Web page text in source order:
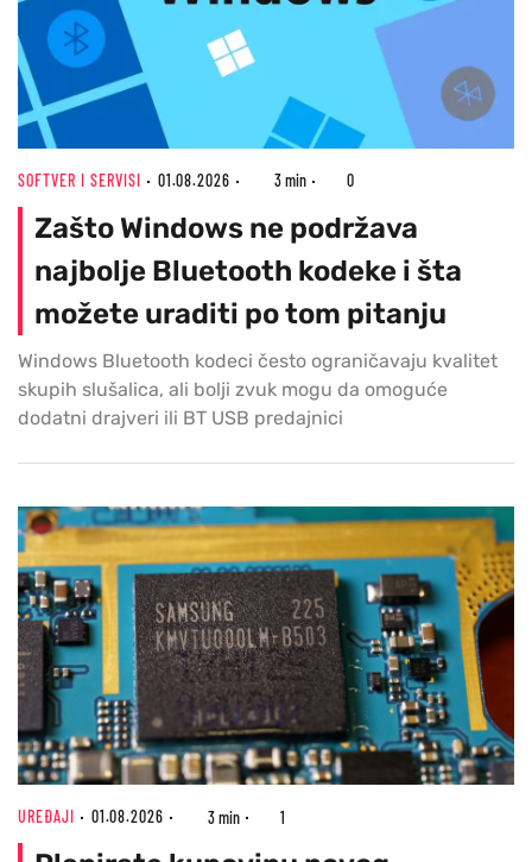
SOFTVER I SERVISI 01.08.2026 3 min 0
Zašto Windows ne podržava
najbolje Bluetooth kodeke i šta
možete uraditi po tom pitanju
Windows Bluetooth kodeci često ograničavaju kvalitet
skupih slušalica, ali bolji zvuk mogu da omoguće
dodatni drajveri ili BT USB predajnici
UREĐAJI 01.08.2026 3 min 1